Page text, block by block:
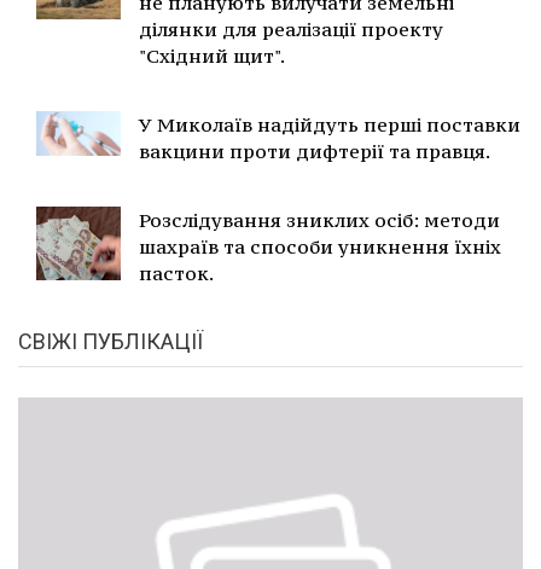
ділянки для реалізації проекту
"Східний щит".
У Миколаїв надійдуть перші поставки
вакцини проти дифтерії та правця.
Розслідування зниклих осіб: методи
шахраїв та способи уникнення їхніх
пасток.
СВІЖІ ПУБЛІКАЦІЇ